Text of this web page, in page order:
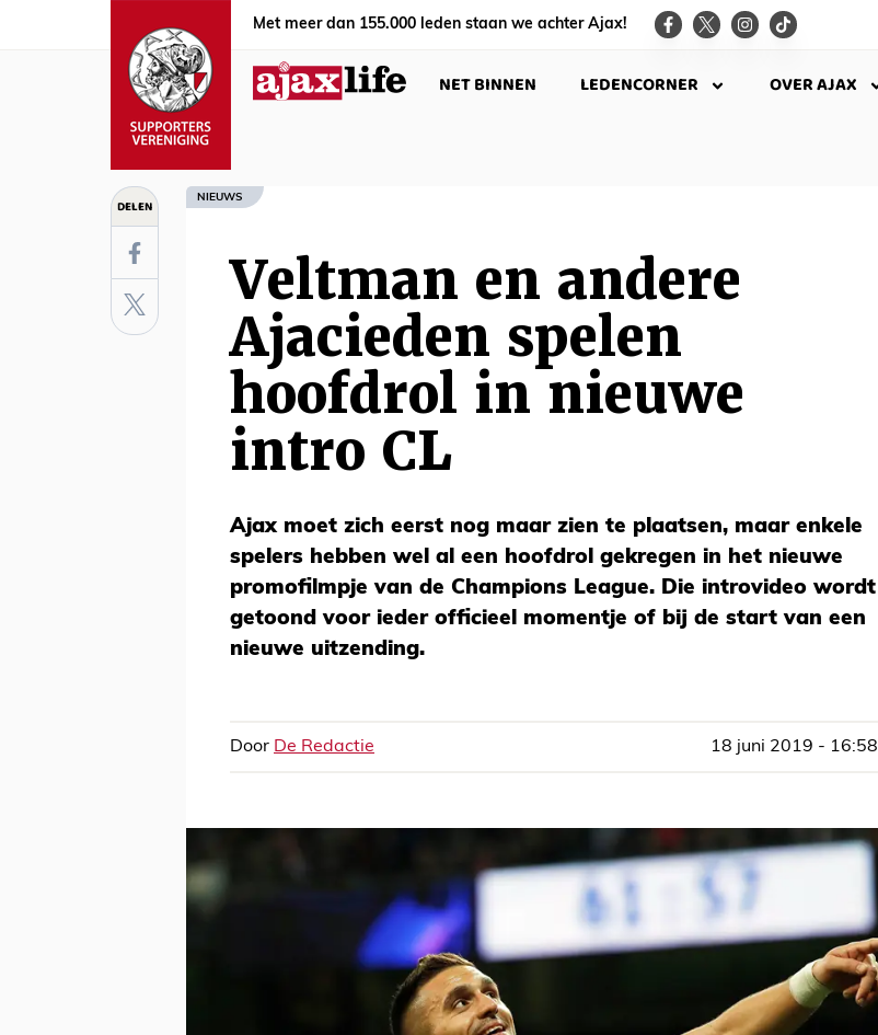
Met meer dan 155.000 leden staan we achter Ajax!
NET BINNEN LEDENCORNER OVER AJAX
DELEN NIEUWS
Veltman en andere
Ajacieden spelen
hoofdrol in nieuwe
intro CL
Ajax moet zich eerst nog maar zien te plaatsen, maar enkele
spelers hebben wel al een hoofdrol gekregen in het nieuwe
promofilmpje van de Champions League. Die introvideo wordt
getoond voor ieder officieel momentje of bij de start van een
nieuwe uitzending.
Door De Redactie 18 juni 2019 - 16:58